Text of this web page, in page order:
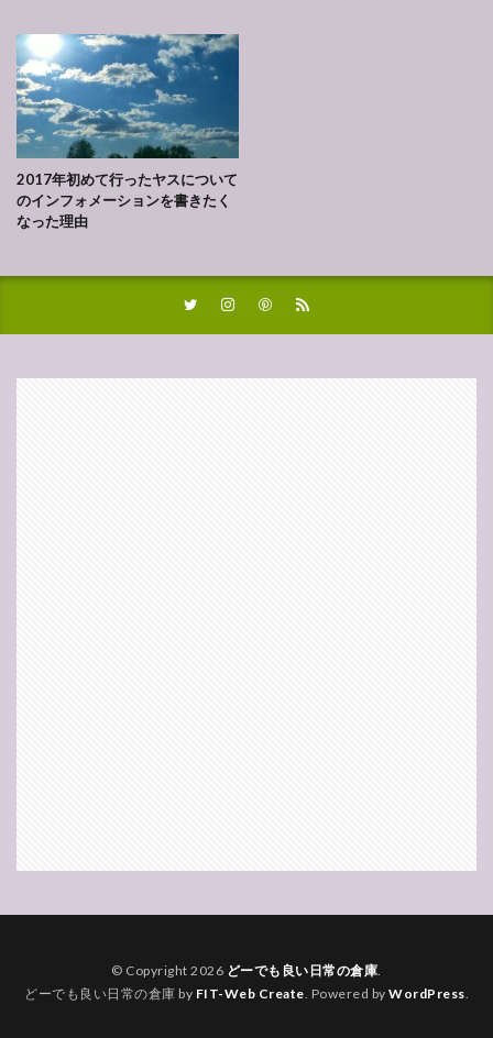
2017年初めて行ったヤスについて
のインフォメーションを書きたく
なった理由
© Copyright 2026 どーでも良い日常の倉庫
どーでも良い日常の倉庫 by FIT-Web Create . Powered by WordPress